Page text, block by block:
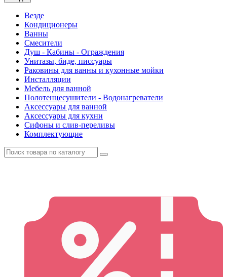
Везде
Кондиционеры
Ванны
Смесители
Душ - Кабины - Ограждения
Унитазы, биде, писсуары
Раковины для ванны и кухонные мойки
Инсталляции
Мебель для ванной
Полотенцесушители - Водонагреватели
Аксессуары для ванной
Аксессуары для кухни
Сифоны и слив-переливы
Комплектующие